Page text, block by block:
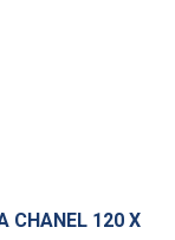
CHANEL 120 X